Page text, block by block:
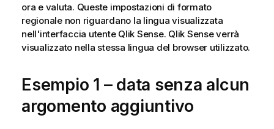
ora e valuta. Queste impostazioni di formato
regionale non riguardano la lingua visualizzata
nell'interfaccia utente Qlik Sense. Qlik Senseverrà
visualizzato nella stessa lingua del browser utilizzato.
Esempio 1 – data senza alcun
argomento aggiuntivo